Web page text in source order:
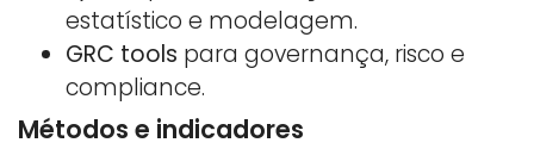
estatístico e modelagem.
GRC tools para governança, risco e
compliance.
Métodos e indicadores